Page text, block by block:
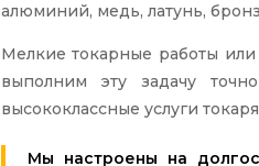
алюминий, медь, латунь,
Мелкие токарные работы
выполним эту задачу
высококлассные услуги
Мы настроены на